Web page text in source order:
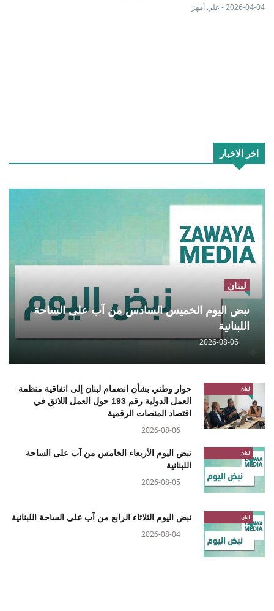
2026-04-04 - علي أمهز
اخر الاخبار
لبنان
نبض اليوم الخميس السادس من آب على الساحة
اللبنانية
2026-08-06
لبنان
حوار وطني بشأن انضمام لبنان إلى اتفاقية منظمة
العمل الدولية رقم 193 حول العمل اللائق في
اقتصاد المنصات الرقمية
2026-08-06
لبنان
نبض اليوم الأربعاء الخامس من آب على الساحة
اللبنانية
2026-08-05
لبنان نبض اليوم الثلاثاء الرابع من آب على الساحة اللبنانية
2026-08-04